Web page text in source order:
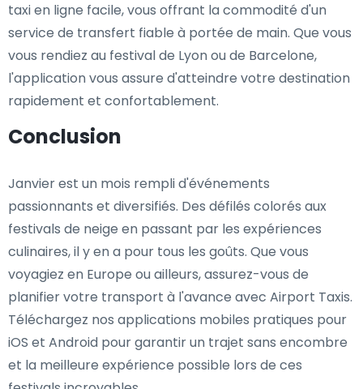
taxi en ligne facile, vous offrant la commodité d'un
service de transfert fiable à portée de main. Que vous
vous rendiez au festival de Lyon ou de Barcelone,
l'application vous assure d'atteindre votre destination
rapidement et confortablement.
Conclusion
Janvier est un mois rempli d'événements
passionnants et diversifiés. Des défilés colorés aux
festivals de neige en passant par les expériences
culinaires, il y en a pour tous les goûts. Que vous
voyagiez en Europe ou ailleurs, assurez-vous de
planifier votre transport à l'avance avec Airport Taxis.
Téléchargez nos applications mobiles pratiques pour
iOS et Android pour garantir un trajet sans encombre
et la meilleure expérience possible lors de ces